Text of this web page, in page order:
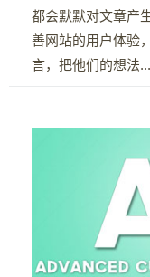
都会默默对文章产
善网站的用户体验
言，把他们的想法...